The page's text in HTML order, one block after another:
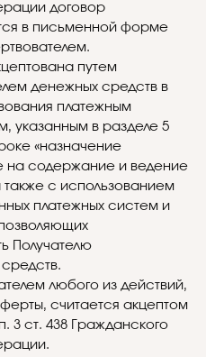
договор
в письменной форме
путем
денежных средств в
платежным
указанным в разделе 5
«назначение
на содержание и ведение
также с использованием
платежных систем и
Получателю
любого из действий,
считается акцептом
3 ст. 438 Гражданского